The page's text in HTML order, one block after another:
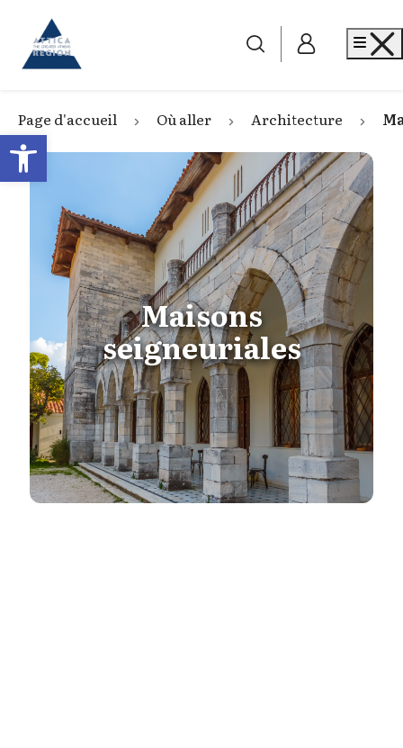
Open toolbar
Go to home
Page d'accueil Où aller Architecture
Maisons
seigneuriales